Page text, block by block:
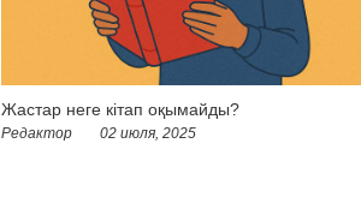
Жастар неге кітап оқымайды?
Редактор 02 июля, 2025